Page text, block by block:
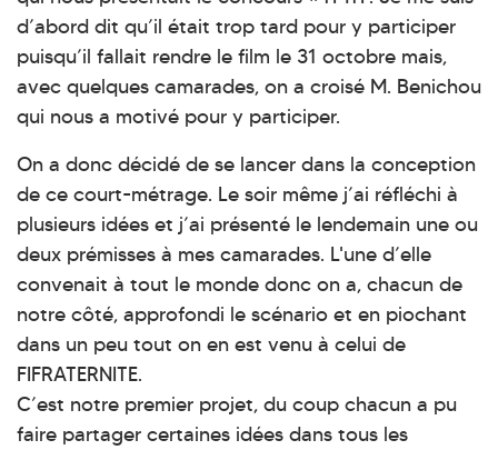
d’abord dit qu’il était trop tard pour y participer
puisqu’il fallait rendre le film le 31 octobre mais,
avec quelques camarades, on a croisé M. Benichou
qui nous a motivé pour y participer.
On a donc décidé de se lancer dans la conception
de ce court-métrage. Le soir même j’ai réfléchi à
plusieurs idées et j’ai présenté le lendemain une ou
deux prémisses à mes camarades. L'une d’elle
convenait à tout le monde donc on a, chacun de
notre côté, approfondi le scénario et en piochant
dans un peu tout on en est venu à celui de
FIFRATERNITE.
C’est notre premier projet, du coup chacun a pu
faire partager certaines idées dans tous les